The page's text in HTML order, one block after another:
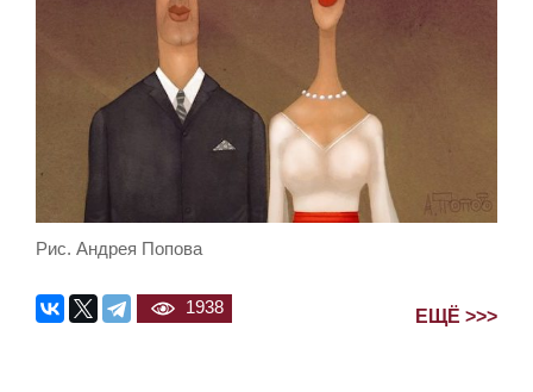
Рис. Андрея Попова
1938 ЕЩЁ >>>